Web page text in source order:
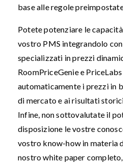
base alle regole
Potete potenziare le
vostro PMS integrandolo
specializzati in prezzi
RoomPriceGenie e
automaticamente i prezzi in
di mercato e ai risultati
Infine, non sottovalutate il
disposizione le vostre
vostro know-how in materia
nostro white paper